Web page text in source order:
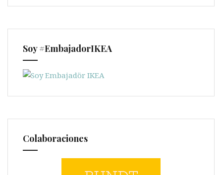
Soy #EmbajadorIKEA
Colaboraciones